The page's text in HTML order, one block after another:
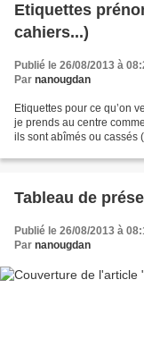
Etiquettes
cahiers...)
Publié le 26/08/2013 à
Par nanougdan
Etiquettes pour ce qu’on
je prends au centre
ils sont abîmés ou cassés
Tableau de
Publié le 26/08/2013 à
Par nanougdan